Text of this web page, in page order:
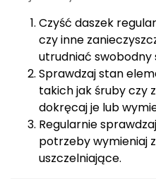
Sprawdzaj stan
takich jak śruby czy
dokręcaj je lub
Regularnie
potrzeby wymieniaj
uszczelniające.
Przewodnik